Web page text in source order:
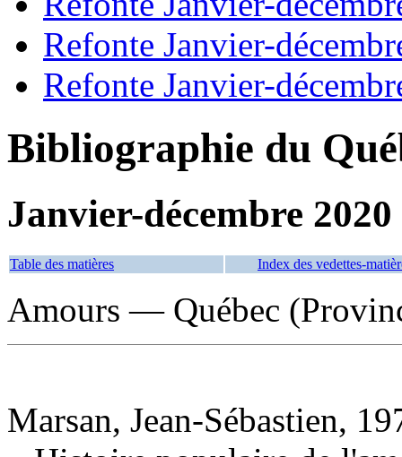
Refonte Janvier-
Refonte Janvier-
Bibliographie du
Janvier-décembre 2020
Table des matières Index des vedettes-
Amours — Québec
Marsan, Jean-Sébastien,